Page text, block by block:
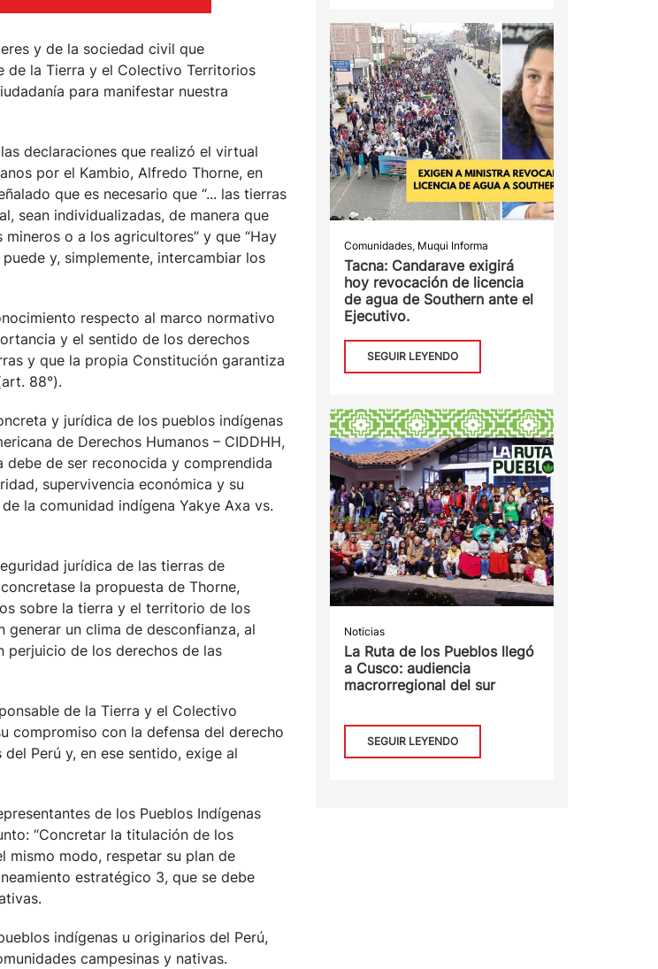
y de la sociedad civil que
de la Tierra y el Colectivo Territorios
para manifestar nuestra
declaraciones que realizó el virtual
por el Kambio, Alfredo Thorne, en
que es necesario que “... las tierras
sean individualizadas, de manera que
o a los agricultores” y que “Hay
y, simplemente, intercambiar los
respecto al marco normativo
y el sentido de los derechos
y que la propia Constitución garantiza
88°).
y jurídica de los pueblos indígenas
de Derechos Humanos – CIDDHH,
debe de ser reconocida y comprendida
supervivencia económica y su
la comunidad indígena Yakye Axa vs.
jurídica de las tierras de
la propuesta de Thorne,
sobre la tierra y el territorio de los
generar un clima de desconfianza, al
perjuicio de los derechos de las
de la Tierra y el Colectivo
compromiso con la defensa del derecho
Perú y, en ese sentido, exige al
de los Pueblos Indígenas
“Concretar la titulación de los
mismo modo, respetar su plan de
estratégico 3, que se debe
indígenas u originarios del Perú,
campesinas y nativas.
Comunidades, Muqui Informa
Tacna: Candarave exigirá
hoy revocación de licencia
de agua de Southern ante el
Ejecutivo.
SEGUIR LEYENDO
Noticias
La Ruta de los Pueblos llegó
a Cusco: audiencia
macrorregional del sur
SEGUIR LEYENDO